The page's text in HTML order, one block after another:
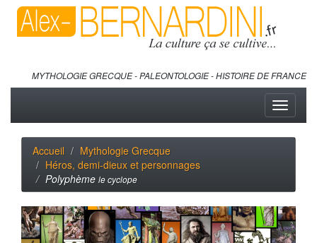
MYTHOLOGIE GRECQUE - PALEONTOLOGIE - HISTOIRE DE FRANCE
Toggle
Accueil
Mythologie Grecque
Héros, demi-dieux et personnages
Polyphème le cyclope